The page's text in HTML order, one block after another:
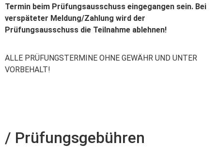
Termin beim Prüfungsausschuss eingegangen sein. Bei
verspäteter Meldung/Zahlung wird der
Prüfungsausschuss die Teilnahme ablehnen!
ALLE PRÜFUNGSTERMINE OHNE GEWÄHR UND UNTER
VORBEHALT!
/ Prüfungsgebühren